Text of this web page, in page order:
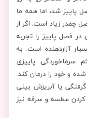
پاییز شد، اما همه ما
چقدر زیاد است. اگر از
فصل پاییز را تجربه
آزاردهنده است. به
پاییزی
و خود را درمان کند.
یا آبریزش بینی
کردن عطسه و سرفه نیز